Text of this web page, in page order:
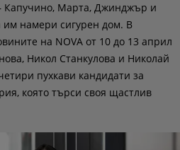
Капучино, Марта, Джинджър и
намери сигурен дом. В
на NOVA от 10 до 13 април
Никол Станкулова и Николай
пухкави кандидати за
която търси своя щастлив